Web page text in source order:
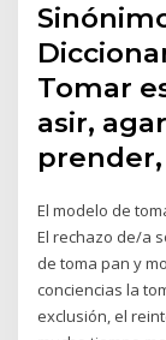
Tomar
asir,
El modelo de
El rechazo de/a
de toma pan y
conciencias la
exclusión, el